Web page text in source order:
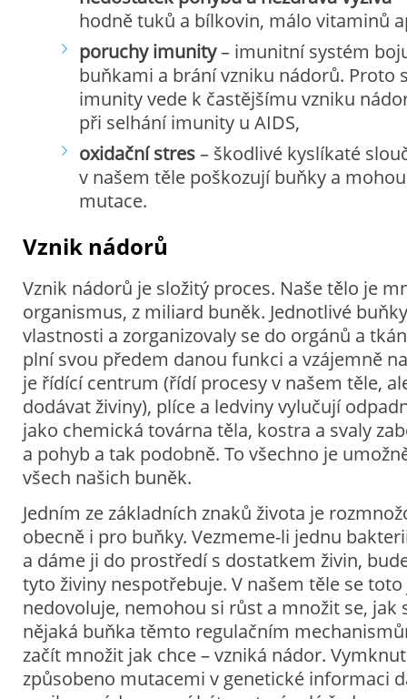
hodně tuků a bílkovin, málo vitaminů
poruchy imunity– imunitní systém
buňkami a brání vzniku nádorů. Proto
imunity vede k častějšímu vzniku
při selhání imunity u AIDS,
oxidační stres– škodlivé kyslíkaté
v našem těle poškozují buňky a
mutace.
Vznik nádorů
Vznik nádorů je složitý proces. Naše tělo je
organismus, z miliard buněk. Jednotlivé
vlastnosti a zorganizovaly se do orgánů a
plní svou předem danou funkci a vzájemně
je řídící centrum (řídí procesy v našem těle,
dodávat živiny), plíce a ledviny vylučují
jako chemická továrna těla, kostra a svaly
a pohyb a tak podobně. To všechno je
všech našich buněk.
Jedním ze základních znaků života je
obecně i pro buňky. Vezmeme-li jednu
a dáme ji do prostředí s dostatkem živin,
tyto živiny nespotřebuje. V našem těle se
nedovoluje, nemohou si růst a množit se, jak
nějaká buňka těmto regulačním
začít množit jak chce – vzniká nádor.
způsobeno mutacemi v genetické informaci